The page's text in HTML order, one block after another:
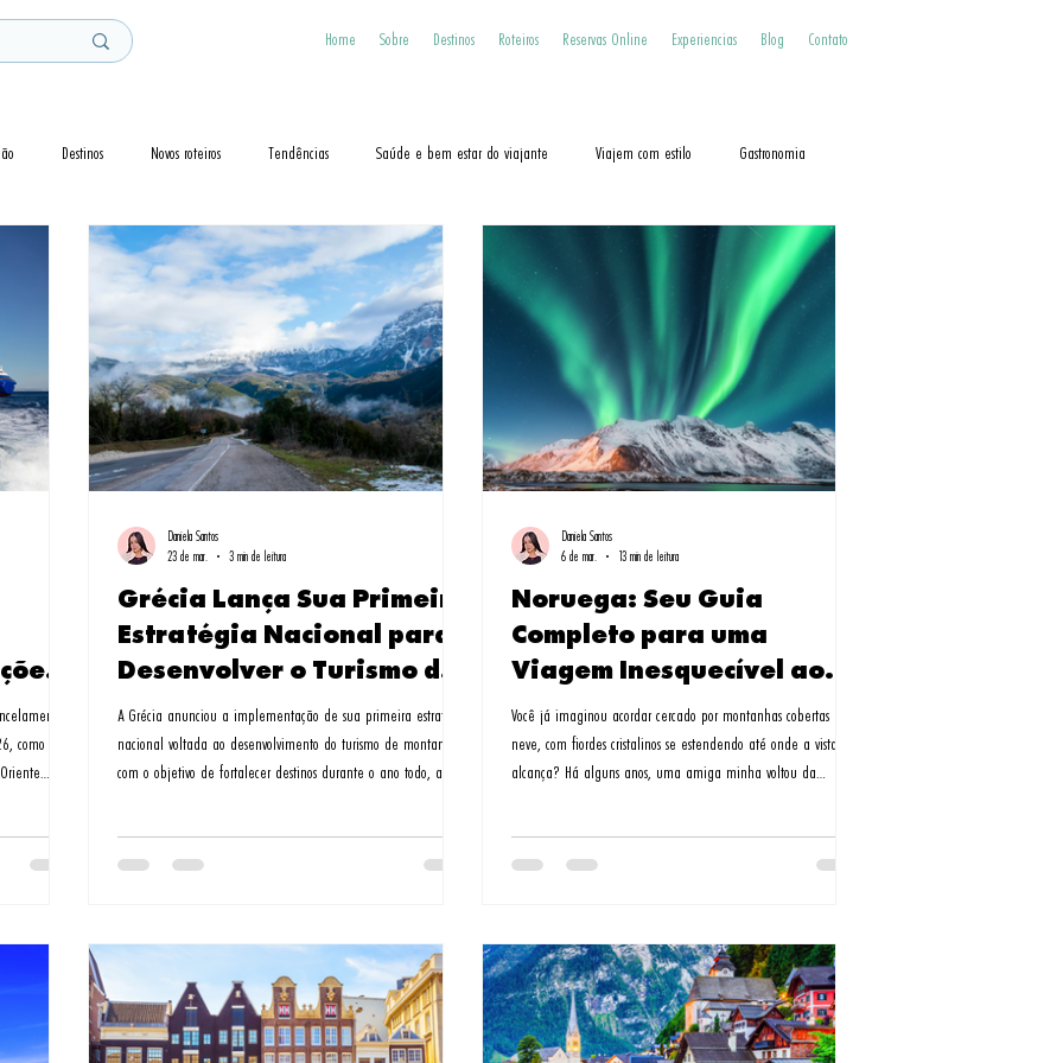
Home Sobre Destinos Roteiros Reservas Online Experiencias Blog Contato
Destinos Novos roteiros Tendências Saúde e bem estar do viajante Viajem com estilo Gastronomia
Visto Cruzeiros Guias de Viagem
como
com a
Grécia Lança Sua Primeira
Estratégia Nacional para
Desenvolver o Turismo de
Montanha
A Grécia anunciou a implementação de sua primeira estratégia
nacional voltada ao desenvolvimento do turismo de montanha,
com o objetivo de fortalecer destinos durante o ano todo, apoiar
feita pela ministra do Turismo, Olga Kefalogianni, durante o
Daniela Santos
23 de mar.
3 min de leitura
Noruega: Seu Guia
Completo para uma
Viagem Inesquecível ao
País dos Fiordes
Você já imaginou acordar cercado por montanhas cobertas de
neve, com fiordes cristalinos se estendendo até onde a vista
alcança? Há alguns anos, uma amiga minha voltou da
pareciam saídas de um conto de fadas.
Daniela Santos
6 de mar.
13 min de leitura